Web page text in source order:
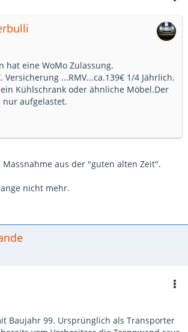
hat eine WoMo Zulassung.
Versicherung ...RMV...ca.139€ 1/4 Jährlich.
Kühlschrank oder ähnliche Möbel.Der
aufgelastet.
aus der "guten alten Zeit".
nicht mehr.
Baujahr 99. Ursprünglich als Transporter